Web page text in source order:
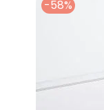
-58%